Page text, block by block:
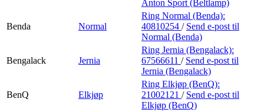
Anton Sport (Beltlamp)
Benda Normal
Ring Normal (Benda):
40810254 / Send e-post til
Normal (Benda)
Bengalack Jernia
Ring Jernia (Bengalack):
67566611 / Send e-post til
Jernia (Bengalack)
BenQ Elkjøp
Ring Elkjøp (BenQ):
21002121 / Send e-post til
Elkjøp (BenQ)